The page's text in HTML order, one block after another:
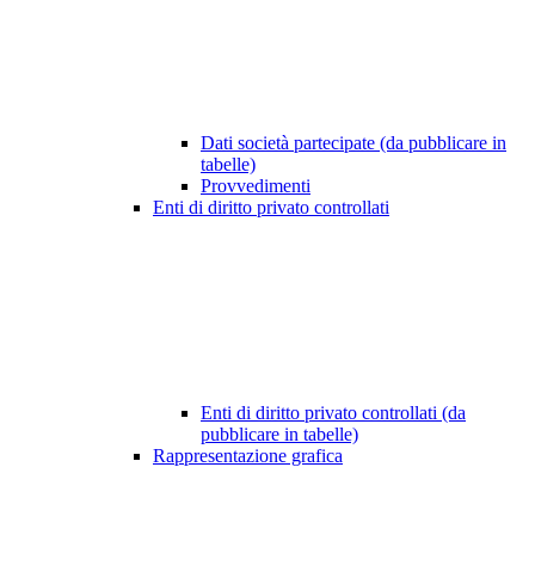
Dati società partecipate (da pubblicare in
tabelle)
Provvedimenti
Enti di diritto privato controllati
Enti di diritto privato controllati (da
pubblicare in tabelle)
Rappresentazione grafica